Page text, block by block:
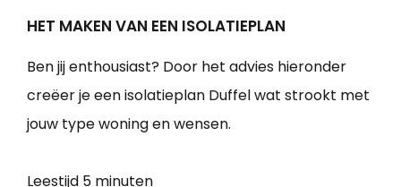
HET MAKEN VAN EEN ISOLATIEPLAN
Ben jij enthousiast? Door het advies hieronder
creëer je een isolatieplan Duffel wat strookt met
jouw type woning en wensen.
Leestijd 5 minuten